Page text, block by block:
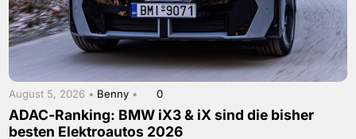
August 5, 2026 • Benny • 0
ADAC-Ranking: BMW iX3 & iX sind die bisher
besten Elektroautos 2026